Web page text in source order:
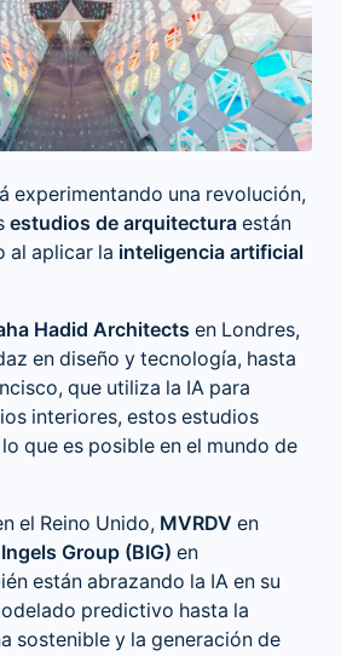
experimentando una revolución,
estudios de arquitectura están
al aplicar la inteligencia artificial
Hadid Architects en Londres,
en diseño y tecnología, hasta
que utiliza la IA para
interiores, estos estudios
que es posible en el mundo de
el Reino Unido, MVRDV en
Group (BIG) en
están abrazando la IA en su
predictivo hasta la
sostenible y la generación de